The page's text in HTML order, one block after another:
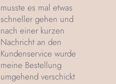
musste es mal etwas
schneller gehen und
nach einer kurzen
Nachricht an den
Kundenservice wurde
meine Bestellung
umgehend verschickt